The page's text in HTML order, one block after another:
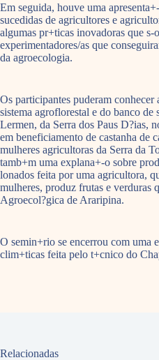
Em seguida, houve uma
sucedidas de agricultores e
algumas pr+ticas inovadoras que
experimentadores/as que
da agroecologia.
Os participantes puderam
sistema agroflorestal e do banco
Lermen, da Serra dos Paus D?ias,
em beneficiamento de castanha de
mulheres agricultoras da Serra da
tamb+m uma explana+-o sobre
lonados feita por uma agricultora,
mulheres, produz frutas e verduras
Agroecol?gica de Araripina.
O semin+rio se encerrou com uma
clim+ticas feita pelo t+cnico do
Relacionadas